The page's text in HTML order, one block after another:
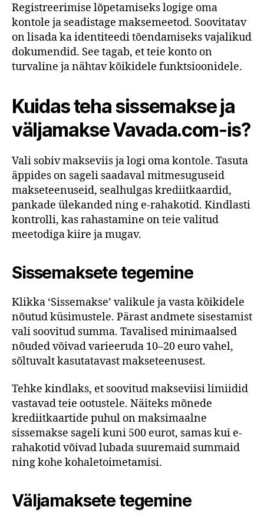
Registreerimise lõpetamiseks logige oma
kontole ja seadistage maksemeetod. Soovitatav
on lisada ka identiteedi tõendamiseks vajalikud
dokumendid. See tagab, et teie konto on
turvaline ja nähtav kõikidele funktsioonidele.
Kuidas teha sissemakse ja
väljamakse Vavada.com-is?
Vali sobiv makseviis ja logi oma kontole. Tasuta
äppides on sageli saadaval mitmesuguseid
makseteenuseid, sealhulgas krediitkaardid,
pankade ülekanded ning e-rahakotid. Kindlasti
kontrolli, kas rahastamine on teie valitud
meetodiga kiire ja mugav.
Sissemaksete tegemine
Klikka ‘Sissemakse’ valikule ja vasta kõikidele
nõutud küsimustele. Pärast andmete sisestamist
vali soovitud summa. Tavalised minimaalsed
nõuded võivad varieeruda 10–20 euro vahel,
sõltuvalt kasutatavast makseteenusest.
Tehke kindlaks, et soovitud makseviisi limiidid
vastavad teie ootustele. Näiteks mõnede
krediitkaartide puhul on maksimaalne
sissemakse sageli kuni 500 eurot, samas kui e-
rahakotid võivad lubada suuremaid summaid
ning kohe kohaletoimetamisi.
Väljamaksete tegemine